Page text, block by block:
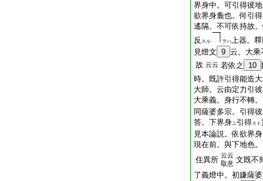
界身中。可引得彼
欲界身麁也。何引
遙隔。不可依持故
反 スル ヲハ上器。
見燈文 9 云。大乘
故 云云 若依之 10
時。既許引得能造
大師。云由定力引
大乘義。身行不轉
同薩婆多宗。引得
答。下界身ニ引得スト
見本論説。依欲界
現在前。與下地色
住異所 云云
取意 文既不
了義燈中。初嫌薩